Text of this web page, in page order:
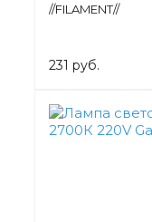
//FILAMENT//
231 руб.